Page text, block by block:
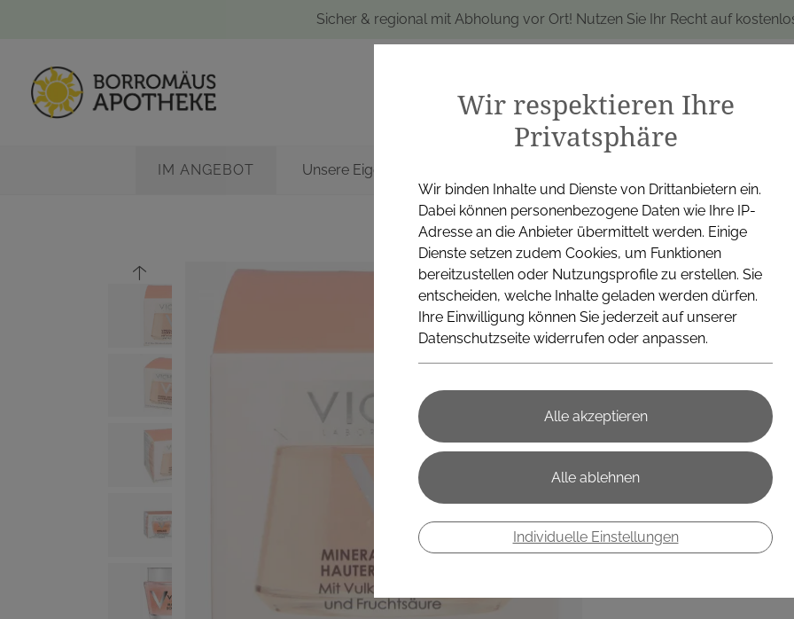
Sicher & regional mit Abholung vor Ort! Nutzen Sie Ihr Recht auf
IM ANGEBOT Unsere Eigenprodukte
VICHY (COSMETIQUE
Vichy
€ 21,00
€ 28,00 / 100 ml
Preis inkl. MwSt.
Wir respektieren Ihre
Privatsphäre
Wir binden Inhalte und Dienste von Drittanbietern ein.
Dabei können personenbezogene Daten wie Ihre IP-
Adresse an die Anbieter übermittelt werden. Einige
Dienste setzen zudem Cookies, um Funktionen
bereitzustellen oder Nutzungsprofile zu erstellen. Sie
entscheiden, welche Inhalte geladen werden dürfen.
Ihre Einwilligung können Sie jederzeit auf unserer
Datenschutzseite widerrufen oder anpassen.
Individuelle Einstellungen